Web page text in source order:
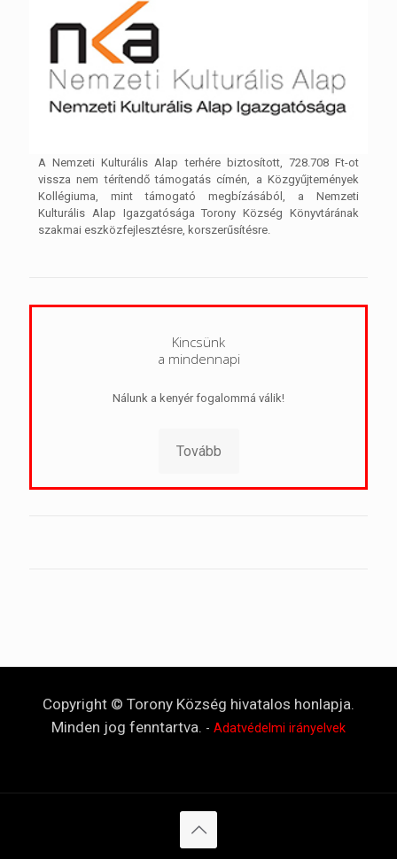
A Nemzeti Kulturális Alap terhére biztosított, 728.708 Ft-ot
vissza nem térítendő támogatás címén, a Közgyűjtemények
Kollégiuma, mint támogató megbízásából, a Nemzeti
Kulturális Alap Igazgatósága Torony Község Könyvtárának
szakmai eszközfejlesztésre, korszerűsítésre.
Kincsünk
a mindennapi
Nálunk a kenyér fogalommá válik!
Tovább
Copyright © Torony Község hivatalos honlapja.
Minden jog fenntartva. - Adatvédelmi irányelvek